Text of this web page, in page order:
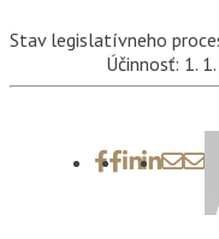
Stav legislatívneho
Účinnosť: 1. 1.